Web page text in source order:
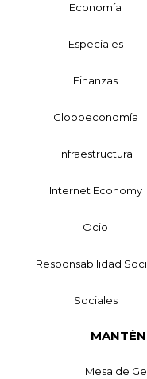
Economía
Especiales
Finanzas
Globoeconomía
Infraestructura
Internet Economy
Ocio
Responsabilidad
Sociales
Mesa de